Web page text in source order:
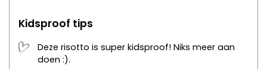
Kidsproof tips
Deze risotto is super kidsproof! Niks meer aan
doen :).